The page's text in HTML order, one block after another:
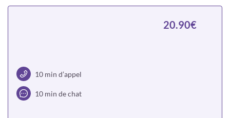
10 min d’appel
10 min de chat
20.90€